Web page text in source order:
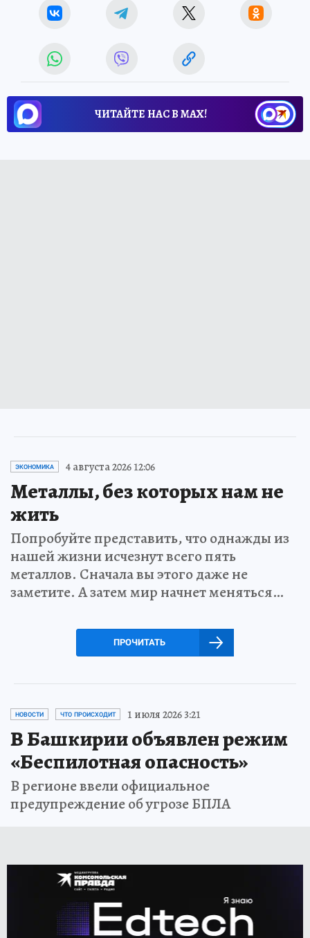
ЧИТАЙТЕ НАС В МАХ!
ЭКОНОМИКА 4 августа 2026 12:06
Металлы, без которых нам не
жить
Попробуйте представить, что однажды из
нашей жизни исчезнут всего пять
металлов. Сначала вы этого даже не
заметите. А затем мир начнет меняться…
ПРОЧИТАТЬ
НОВОСТИ ЧТО ПРОИСХОДИТ 1 июля 2026 3:21
В Башкирии объявлен режим
«Беспилотная опасность»
В регионе ввели официальное
предупреждение об угрозе БПЛА